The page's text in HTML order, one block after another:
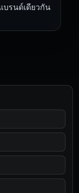
รนด์เดียวกัน